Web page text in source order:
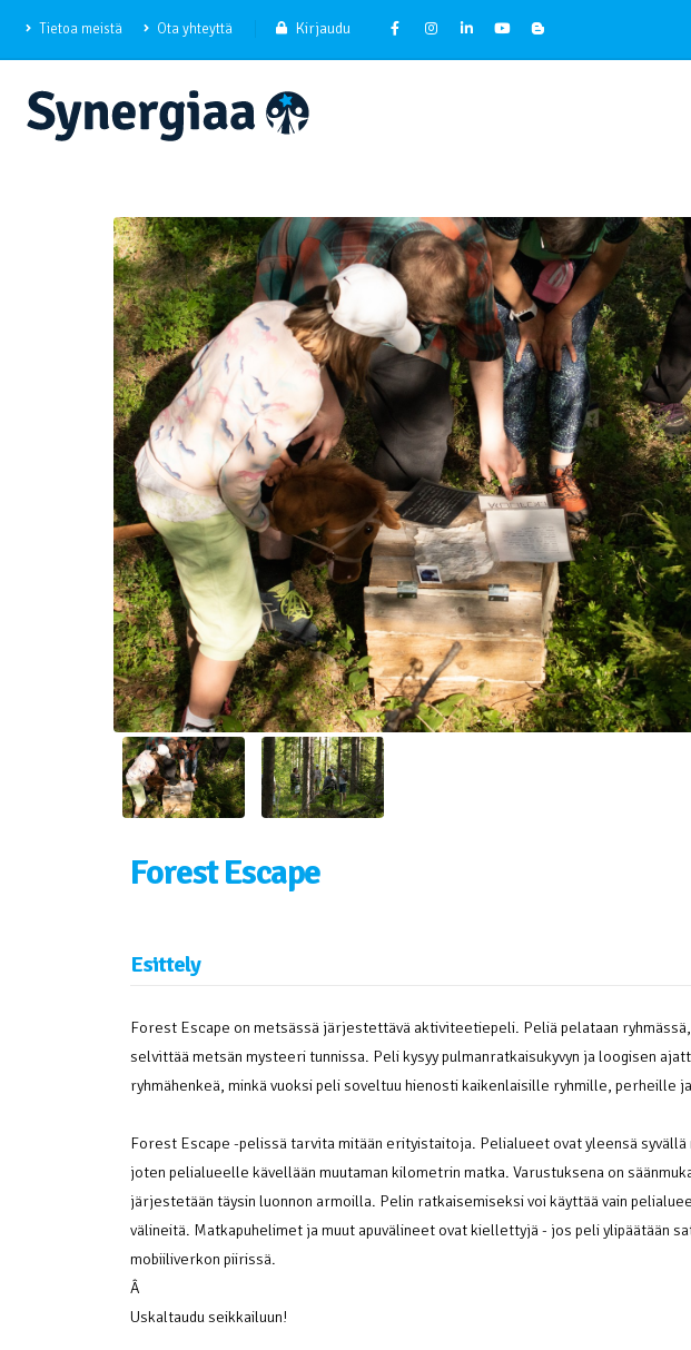
Tietoa meistä Ota yhteyttä Kirjaudu
Forest Escape
Esittely
Forest Escape on metsässä järjestettävä aktiviteetiepeli. Peliä pelataan
selvittää metsän mysteeri tunnissa. Peli kysyy pulmanratkaisukyvyn ja loogisen
ryhmähenkeä, minkä vuoksi peli soveltuu hienosti kaikenlaisille ryhmille, perheille
Forest Escape -pelissä tarvita mitään erityistaitoja. Pelialueet ovat yleensä syvällä
joten pelialueelle kävellään muutaman kilometrin matka. Varustuksena on
järjestetään täysin luonnon armoilla. Pelin ratkaisemiseksi voi käyttää vain
välineitä. Matkapuhelimet ja muut apuvälineet ovat kiellettyjä - jos peli ylipäätään
mobiiliverkon piirissä.
Â
Uskaltaudu seikkailuun!